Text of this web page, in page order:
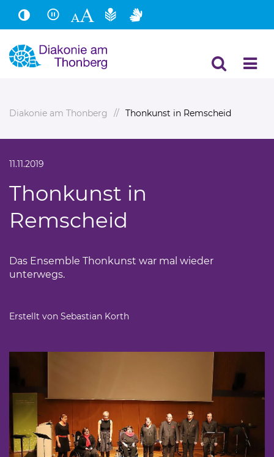
Hauptinhalt
Fußbereich
Diakonie am Thonberg Thonkunst in Remscheid
11.11.2019
Thonkunst in
Remscheid
Das Ensemble Thonkunst war mal wieder
unterwegs.
Erstellt von Sebastian Korth